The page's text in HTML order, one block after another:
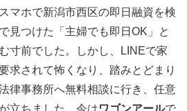
マホで新潟市西区の即日融資を検
見つけた「主婦でも即日OK」と
寸前でした。しかし、LINEで家
求されて怖くなり、踏みとどまり
律事務所へ無料相談に行き、任意